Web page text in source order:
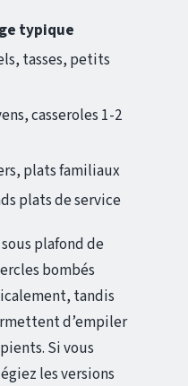
typique
tasses, petits
casseroles 1-2
plats familiaux
plats de service
plafond de
bombés
tandis
d’empiler
Si vous
les versions